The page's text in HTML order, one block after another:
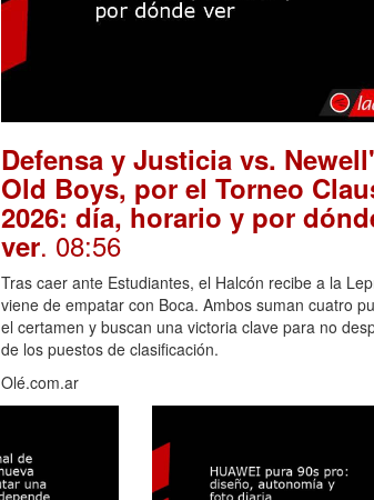
Defensa y Justicia vs.
Old Boys, por el Torneo
2026: día, horario y por
ver. 08:56
Tras caer ante Estudiantes, el Halcón recibe a la
viene de empatar con Boca. Ambos suman cuatro
el certamen y buscan una victoria clave para no
de los puestos de clasificación.
Olé.com.ar